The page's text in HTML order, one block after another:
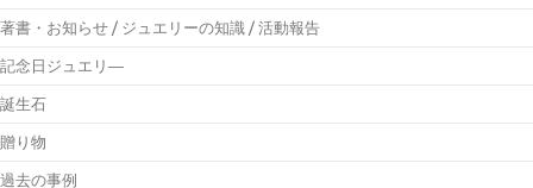
著書・お知らせ / ジュエリーの知識 / 活動報告
記念日ジュエリ―
誕生石
贈り物
過去の事例